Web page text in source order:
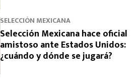
SELECCIÓN MEXICANA
Selección Mexicana hace oficial
amistoso ante Estados Unidos:
¿cuándo y dónde se jugará?